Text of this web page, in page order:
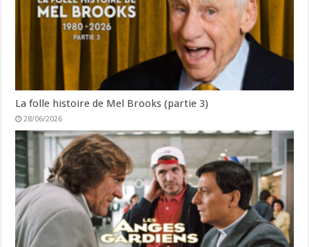
La folle histoire de Mel Brooks (partie 3)
28/06/2026